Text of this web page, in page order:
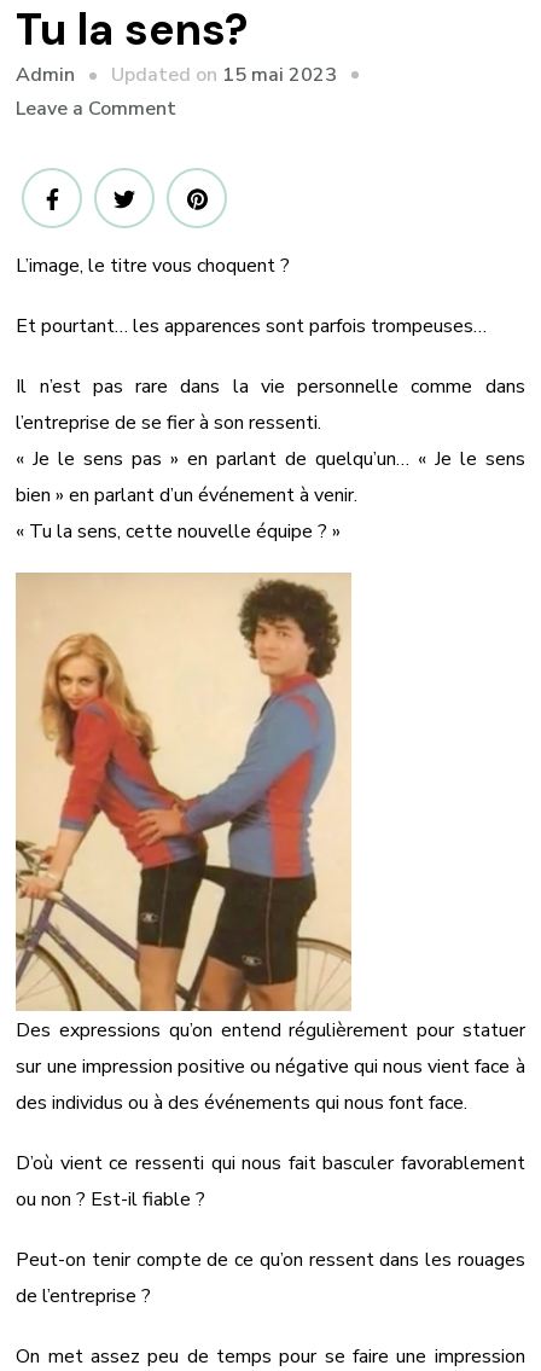
Tu la sens?
Admin Updated on 15 mai 2023
Leave a Commenton
la
sens?
L’image, le titre vous choquent ?
Et pourtant… les apparences sont parfois trompeuses…
Il n’est pas rare dans la vie personnelle comme dans
l’entreprise de se fier à son ressenti.
« Je le sens pas » en parlant de quelqu’un… « Je le sens
bien » en parlant d’un événement à venir.
« Tu la sens, cette nouvelle équipe ? »
Des expressions qu’on entend régulièrement pour statuer
sur une impression positive ou négative qui nous vient face à
des individus ou à des événements qui nous font face.
D’où vient ce ressenti qui nous fait basculer favorablement
ou non ? Est-il fiable ?
Peut-on tenir compte de ce qu’on ressent dans les rouages
de l’entreprise ?
On met assez peu de temps pour se faire une impression